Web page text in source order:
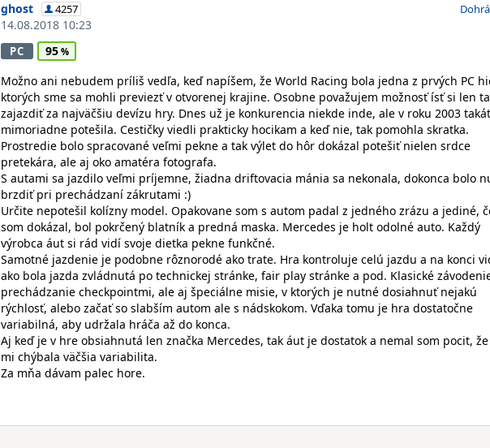
ghost 4257
14.08.2018 10:23
PC
95
Možno ani nebudem príliš vedľa, keď napíšem, že World Racing bola jedna z prvých PC
ktorých sme sa mohli previezť v otvorenej krajine. Osobne považujem možnosť ísť si len
zajazdiť za najväčšiu devízu hry. Dnes už je konkurencia niekde inde, ale v roku 2003
mimoriadne potešila. Cestičky viedli prakticky hocikam a keď nie, tak pomohla skratka.
Prostredie bolo spracované veľmi pekne a tak výlet do hôr dokázal potešiť nielen srdce
pretekára, ale aj oko amatéra fotografa.
S autami sa jazdilo veľmi príjemne, žiadna driftovacia mánia sa nekonala, dokonca bolo
brzdiť pri prechádzaní zákrutami :)
Určite nepotešil kolízny model. Opakovane som s autom padal z jedného zrázu a jediné,
som dokázal, bol pokrčený blatník a predná maska. Mercedes je holt odolné auto. Každý
výrobca áut si rád vidí svoje dietka pekne funkčné.
Samotné jazdenie je podobne rôznorodé ako trate. Hra kontroluje celú jazdu a na konci
ako bola jazda zvládnutá po technickej stránke, fair play stránke a pod. Klasické
prechádzanie checkpointmi, ale aj špeciálne misie, v ktorých je nutné dosiahnuť nejakú
rýchlosť, alebo začať so slabším autom ale s nádskokom. Vďaka tomu je hra dostatočne
variabilná, aby udržala hráča až do konca.
Aj keď je v hre obsiahnutá len značka Mercedes, tak áut je dostatok a nemal som pocit,
mi chýbala väčšia variabilita.
Za mňa dávam palec hore.